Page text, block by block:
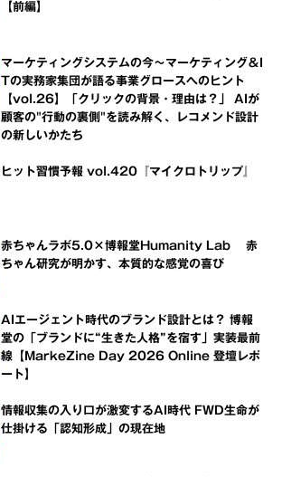
【前編】
マーケティングシステムの今～マーケティング＆I
Tの実務家集団が語る事業グロースへのヒント
【vol.26】「クリックの背景・理由は？」 AIが
顧客の"行動の裏側"を読み解く、レコメンド設計
の新しいかたち
ヒット習慣予報 vol.420『マイクロトリップ』
赤ちゃんラボ5.0×博報堂Humanity Lab 赤
ちゃん研究が明かす、本質的な感覚の喜び
AIエージェント時代のブランド設計とは？ 博報
堂の「ブランドに“生きた人格”を宿す」実装最前
線【MarkeZine Day 2026 Online 登壇レポ
ート】
情報収集の入り口が激変するAI時代 FWD生命が
仕掛ける「認知形成」の現在地